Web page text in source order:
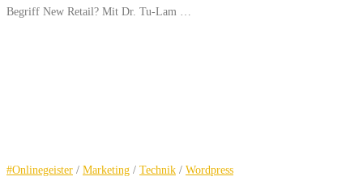
Begriff New Retail? Mit Dr. Tu-Lam …
#Onlinegeister / Marketing / Technik / Wordpress